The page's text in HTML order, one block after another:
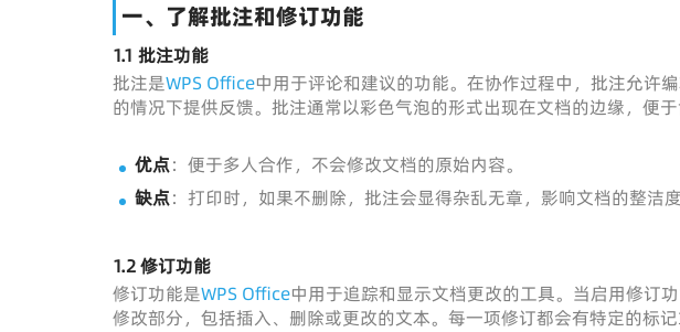
一、了解批注和修订功能
1.1 批注功能
批注是WPS Office中用于评论和建议的功能。在协作过程中，批注允许
的情况下提供反馈。批注通常以彩色气泡的形式出现在文档的边缘，便于
优点：便于多人合作，不会修改文档的原始内容。
缺点：打印时，如果不删除，批注会显得杂乱无章，影响文档的整洁度
1.2 修订功能
修订功能是WPS Office中用于追踪和显示文档更改的工具。当启用修订
修改部分，包括插入、删除或更改的文本。每一项修订都会有特定的标